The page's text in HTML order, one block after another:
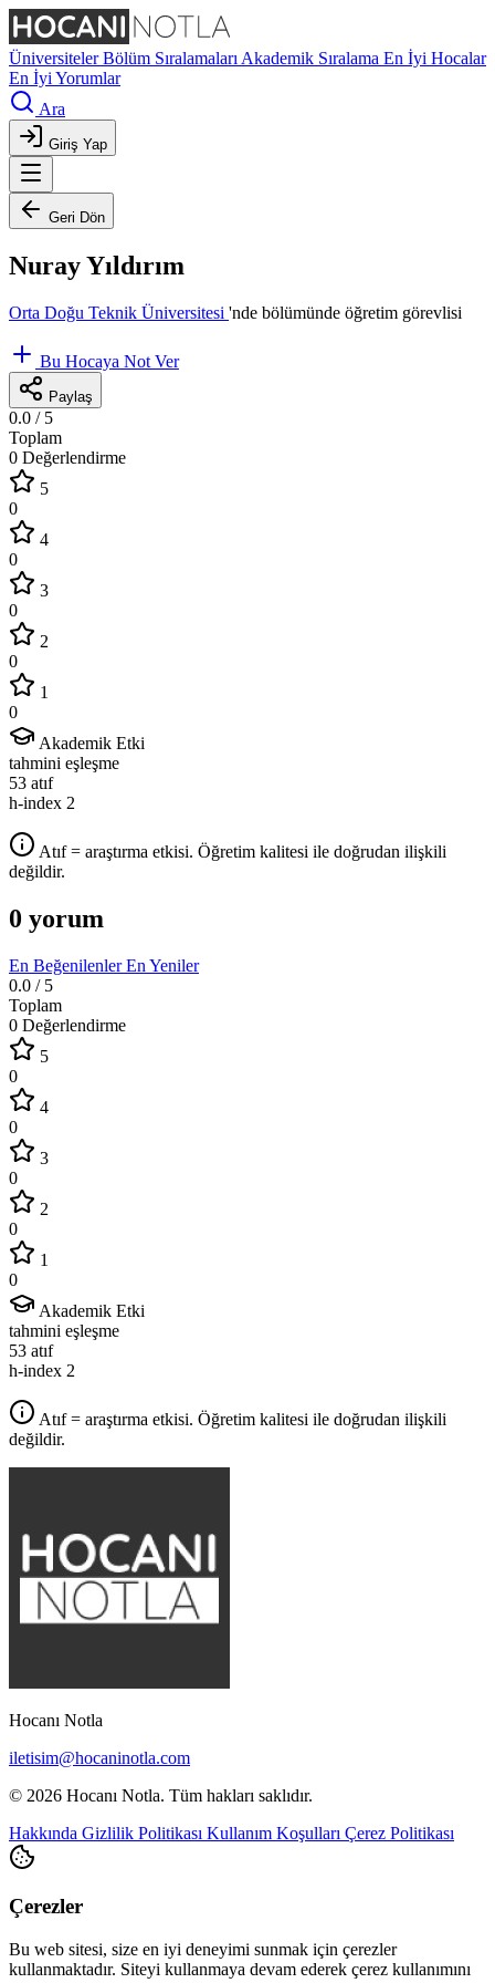
ÜniversitelerBölüm Sıralamaları Akademik Sıralama En İyi Hocalar
En İyi Yorumlar
Ara
Giriş Yap
Geri Dön
Nuray Yıldırım
Orta Doğu Teknik Üniversitesi 'nde bölümünde öğretim görevlisi
Bu Hocaya Not Ver
Paylaş
0.0 / 5
Toplam
0 Değerlendirme
5
0
4
0
3
0
2
0
1
0
Akademik Etki
tahmini eşleşme
53 atıf
h-index 2
Atıf = araştırma etkisi. Öğretim kalitesi ile doğrudan ilişkili
değildir.
0 yorum
En BeğenilenlerEn Yeniler
0.0 / 5
Toplam
0 Değerlendirme
5
0
4
0
3
0
2
0
1
0
Akademik Etki
tahmini eşleşme
53 atıf
h-index 2
Atıf = araştırma etkisi. Öğretim kalitesi ile doğrudan ilişkili
değildir.
Hocanı Notla
iletisim@hocaninotla.com
© 2026 Hocanı Notla. Tüm hakları saklıdır.
Hakkında Gizlilik Politikası Kullanım Koşulları Çerez Politikası
Çerezler
Bu web sitesi, size en iyi deneyimi sunmak için çerezler
kullanmaktadır. Siteyi kullanmaya devam ederek çerez kullanımını